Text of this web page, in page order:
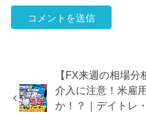
【FX来週の相場
介入に注意！米雇
か！？｜デイトレ